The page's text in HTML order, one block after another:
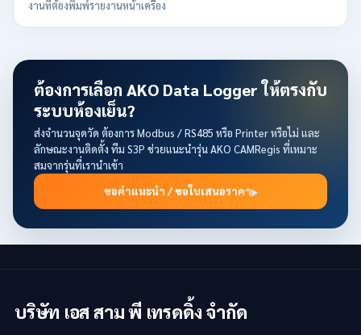
งานที่ต้องพิมพ์รายงานหน้าเครื่อง
ต้องการเลือก AKO Data Logger ให้ตรงกับ
ระบบห้องเย็น?
ส่งจำนวนจุดวัด ต้องการ Modbus / RS485 หรือ Printer หรือไม่ และ
ลักษณะงานติดตั้ง ทีม S3P ช่วยแนะนำรุ่น AKO CAMRegis ที่เหมาะ
สมจากรุ่นที่เรานำเข้า
ขอคำแนะนำ / ขอใบเสนอราคา
บริษัท เอส สาม พี เทรดดิ้ง จำกัด